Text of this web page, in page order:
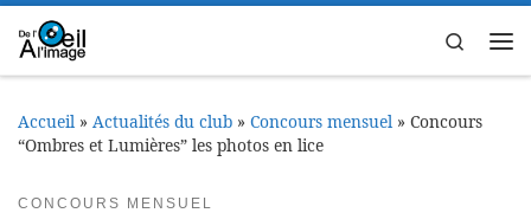
Passer au contenu
Search
Accueil » Actualités du club » Concours mensuel » Concours
“Ombres et Lumières” les photos en lice
CONCOURS MENSUEL